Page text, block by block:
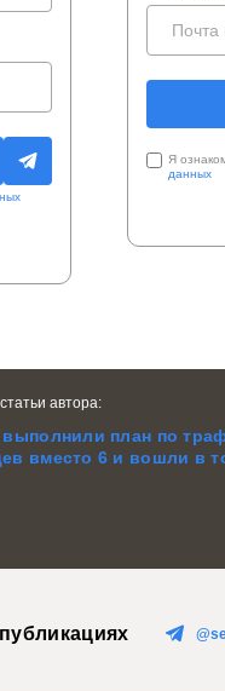
Я
данных
автора:
план по
вместо 6 и вошли в